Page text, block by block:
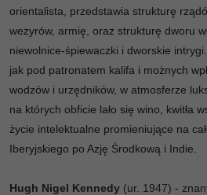
orientalista, przedstawia strukturę
wezyrów, armię, oraz strukturę dworu
niewolnice-śpiewaczki i dworskie
jak pod patronatem kalifa i możnych
wodzów i urzędników, w atmosferze
na których obficie lało się wino, kwitła
życie intelektualne promieniujące na
Iberyjskiego po Azję Środkową i Indie.
Hugh Nigel Kennedy (ur. 1947) -